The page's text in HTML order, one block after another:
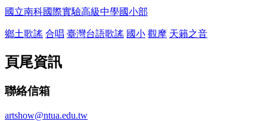
國立南科國際實驗高級中學國小部
鄉土歌謠 合唱 臺灣台語歌謠 國小 觀摩 天籟之音
頁尾資訊
聯絡信箱
artshow@ntua.edu.tw